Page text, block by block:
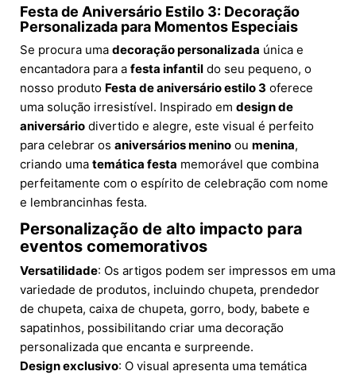
Festa de Aniversário Estilo 3: Decoração
Personalizada para Momentos Especiais
Se procura uma decoração personalizada única e
encantadora para a festa infantil do seu pequeno, o
nosso produto Festa de aniversário estilo 3 oferece
uma solução irresistível. Inspirado em design de
aniversário divertido e alegre, este visual é perfeito
para celebrar os aniversários menino ou menina,
criando uma temática festa memorável que combina
perfeitamente com o espírito de celebração com nome
e lembrancinhas festa.
Personalização de alto impacto para
eventos comemorativos
Versatilidade: Os artigos podem ser impressos em uma
variedade de produtos, incluindo chupeta, prendedor
de chupeta, caixa de chupeta, gorro, body, babete e
sapatinhos, possibilitando criar uma decoração
personalizada que encanta e surpreende.
Design exclusivo: O visual apresenta uma temática